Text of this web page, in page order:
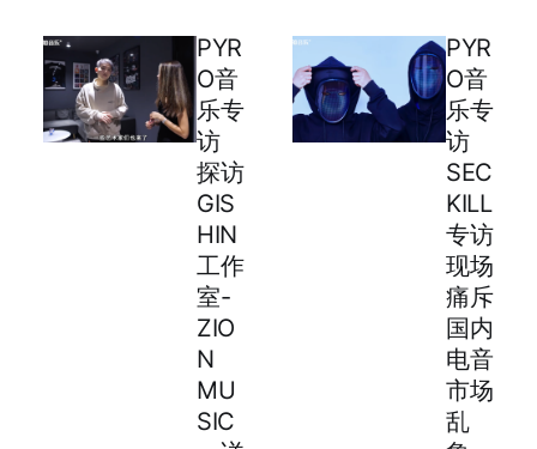
PYR
O音
乐专
访
探访
GIS
HIN
工作
室-
ZIO
N
MU
SIC
PYR
O音
乐专
访
SEC
KILL
专访
现场
痛斥
国内
电音
市场
乱